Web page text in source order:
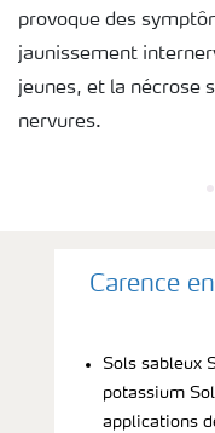
provoque des
jaunissement
jeunes, et la nécrose
nervures.
Carence
Sols sableux
potassium
applications